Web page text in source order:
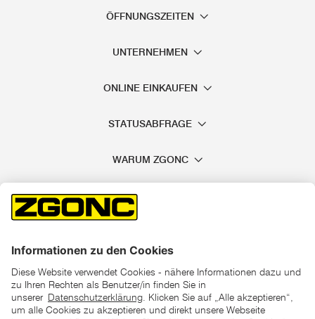
ÖFFNUNGSZEITEN
UNTERNEHMEN
ONLINE EINKAUFEN
STATUSABFRAGE
WARUM ZGONC